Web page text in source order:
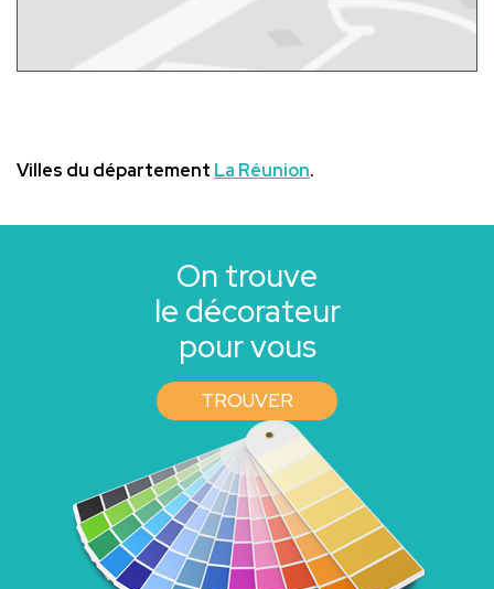
Villes du département La Réunion.
On trouve
le décorateur
pour vous
TROUVER